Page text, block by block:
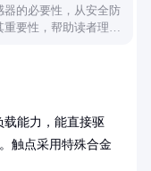
的必要性，从安全防
要性，帮助读者理解
载能力，能直接驱
触点采用特殊合金